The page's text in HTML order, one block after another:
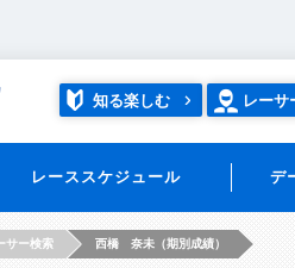
知る楽しむ レーサ
レーススケジュール デ
サー検索 西橋 奈未（期別成績）